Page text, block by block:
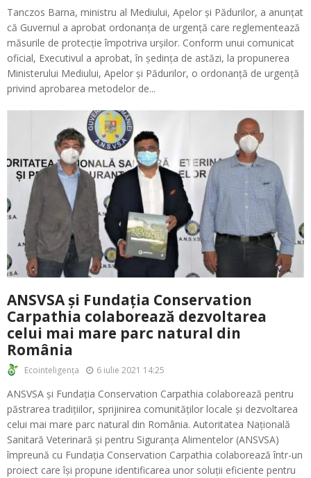
Tanczos Barna, ministru al Mediului, Apelor și Pădurilor, a anunțat
că Guvernul a aprobat ordonanța de urgență care reglementează
măsurile de protecție împotriva urșilor. Conform unui comunicat
oficial, Executivul a aprobat, în ședința de astăzi, la propunerea
Ministerului Mediului, Apelor și Pădurilor, o ordonanță de urgență
privind aprobarea metodelor de...
ANSVSA și Fundația Conservation
Carpathia colaborează dezvoltarea
celui mai mare parc natural din
România
Ecointeligența 6 iulie 2021 14:25
ANSVSA și Fundația Conservation Carpathia colaborează pentru
păstrarea tradițiilor, sprijinirea comunităților locale și dezvoltarea
celui mai mare parc natural din România. Autoritatea Națională
Sanitară Veterinară și pentru Siguranța Alimentelor (ANSVSA)
împreună cu Fundația Conservation Carpathia colaborează într-un
proiect care își propune identificarea unor soluții eficiente pentru